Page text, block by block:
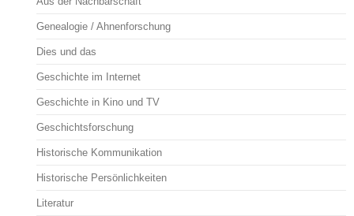
Genealogie / Ahnenforschung
Dies und das
Geschichte im Internet
Geschichte in Kino und TV
Geschichtsforschung
Historische Kommunikation
Historische Persönlichkeiten
Literatur